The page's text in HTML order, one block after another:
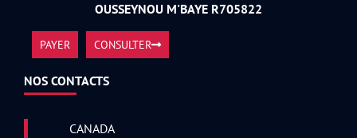
OUSSEYNOU M'BAYE R705822
PAYER CONSULTER
NOS CONTACTS
CANADA